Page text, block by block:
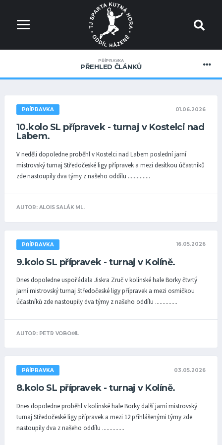
PŘÍPRAVKA
PŘEHLED ČLÁNKŮ
PŘÍPRAVKA 01.06.2026
10.kolo SL přípravek - turnaj v Kostelci nad
Labem.
V neděli dopoledne proběhl v Kostelci nad Labem poslední jarní
mistrovský turnaj Středočeské ligy přípravek a mezi desítkou účastníků
zde nastoupily dva týmy z našeho oddílu ...............
AUTOR: ALOIS SALÁK ML.
PŘÍPRAVKA 16.05.2026
9.kolo SL přípravek - turnaj v Kolíně.
Dnes dopoledne uspořádala Jiskra Zruč v kolínské hale Borky čtvrtý
jarní mistrovský turnaj Středočeské ligy přípravek a mezi osmičkou
účastníků zde nastoupily dva týmy z našeho oddílu ...............
AUTOR: PETR VOBOŘIL
PŘÍPRAVKA 03.05.2026
8.kolo SL přípravek - turnaj v Kolíně.
Dnes dopoledne proběhl v kolínské hale Borky další jarní mistrovský
turnaj Středočeské ligy přípravek a mezi 12 přihlášenými týmy zde
nastoupily dva z našeho oddílu ...............